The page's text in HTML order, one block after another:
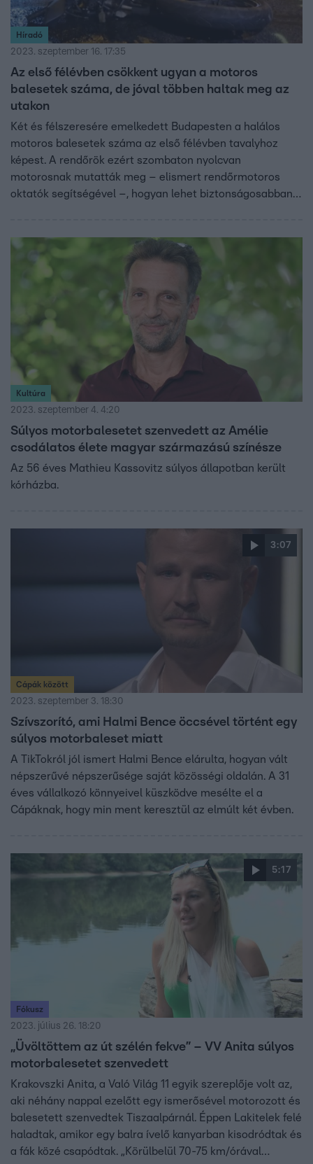
Híradó
2023. szeptember 16. 17:35
Az első félévben csökkent ugyan a motoros
balesetek száma, de jóval többen haltak meg az
utakon
Két és félszeresére emelkedett Budapesten a halálos
motoros balesetek száma az első félévben tavalyhoz
képest. A rendőrök ezért szombaton nyolcvan
motorosnak mutatták meg – elismert rendőrmotoros
oktatók segítségével –, hogyan lehet biztonságosabban
Kultúra
2023. szeptember 4. 4:20
Súlyos motorbalesetet szenvedett az Amélie
csodálatos élete magyar származású színésze
Az 56 éves Mathieu Kassovitz súlyos állapotban került
kórházba.
3:07
Cápák között
2023. szeptember 3. 18:30
Szívszorító, ami Halmi Bence öccsével történt egy
súlyos motorbaleset miatt
A TikTokról jól ismert Halmi Bence elárulta, hogyan vált
népszerűvé népszerűsége saját közösségi oldalán. A 31
éves vállalkozó könnyeivel küszködve mesélte el a
Cápáknak, hogy min ment keresztül az elmúlt két évben.
5:17
Fókusz
2023. július 26. 18:20
„Üvöltöttem az út szélén fekve” – VV Anita súlyos
motorbalesetet szenvedett
Krakovszki Anita, a Való Világ 11 egyik szereplője volt az,
aki néhány nappal ezelőtt egy ismerősével motorozott és
balesetett szenvedtek Tiszaalpárnál. Éppen Lakitelek felé
haladtak, amikor egy balra ívelő kanyarban kisodródtak és
a fák közé csapódtak. „Körülbelül 70-75 km/órával